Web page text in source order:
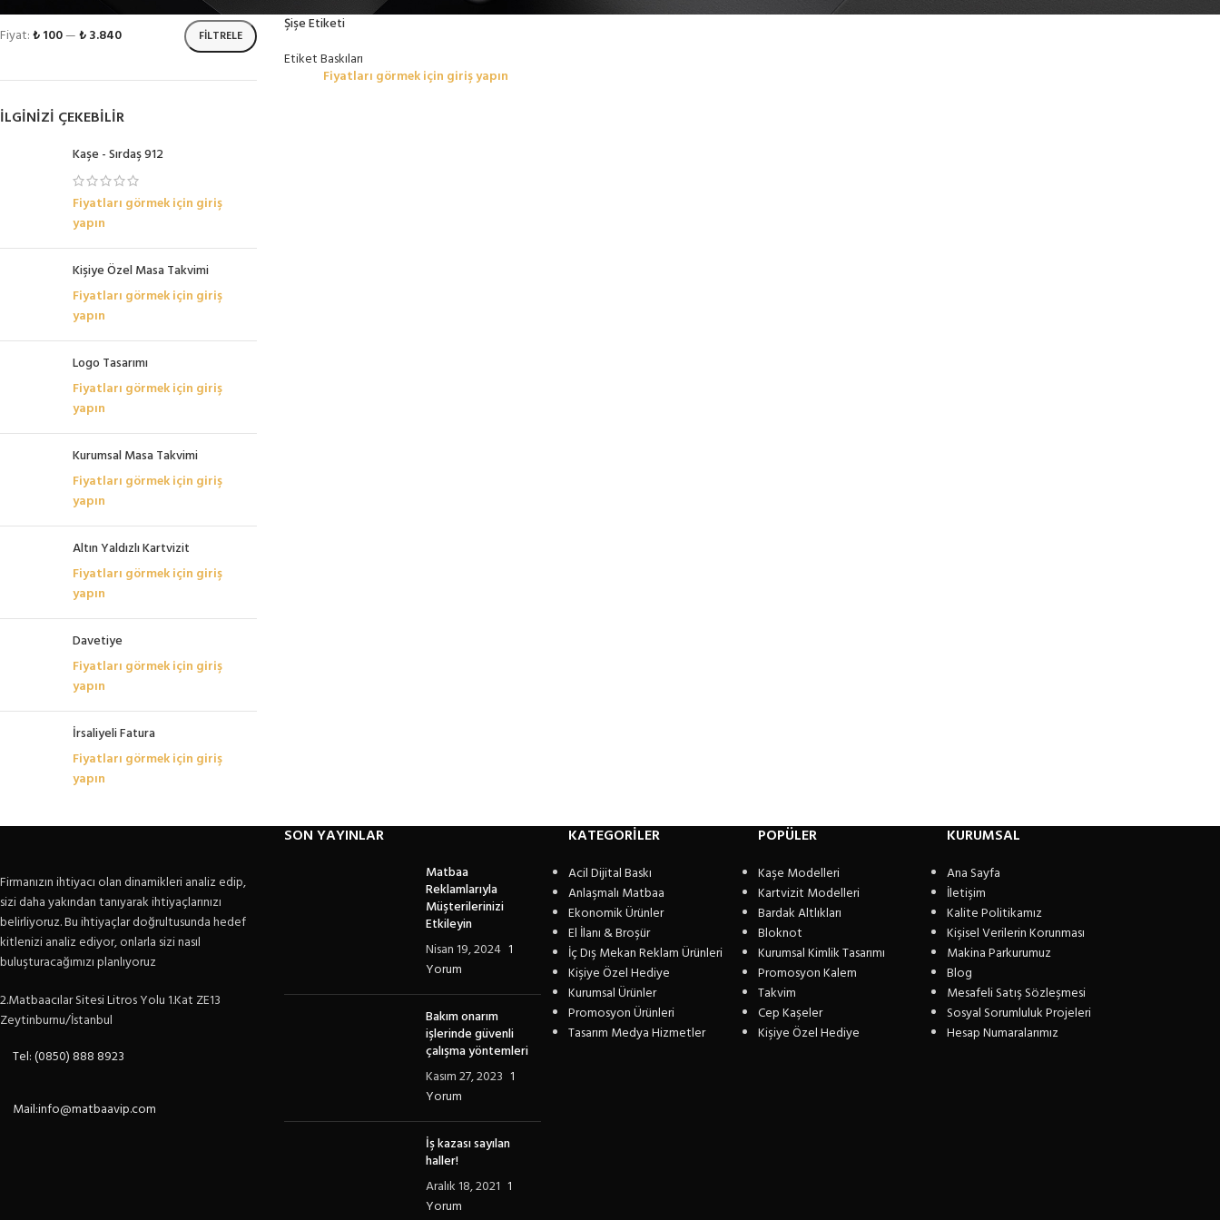
FILTRELE
Fiyat:₺ 100—₺ 3.840
İLGINIZI ÇEKEBILIR
Kaşe - Sırdaş 912
Fiyatları görmek için giriş
yapın
Kişiye Özel Masa Takvimi
Fiyatları görmek için giriş
yapın
Logo Tasarımı
Fiyatları görmek için giriş
yapın
Kurumsal Masa Takvimi
Fiyatları görmek için giriş
yapın
Altın Yaldızlı Kartvizit
Fiyatları görmek için giriş
yapın
Davetiye
Fiyatları görmek için giriş
yapın
İrsaliyeli Fatura
Fiyatları görmek için giriş
yapın
Şişe Etiketi
Etiket Baskıları
Fiyatları görmek için giriş yapın
Firmanızın ihtiyacı olan dinamikleri analiz edip,
sizi daha yakından tanıyarak ihtiyaçlarınızı
belirliyoruz. Bu ihtiyaçlar doğrultusunda hedef
kitlenizi analiz ediyor, onlarla sizi nasıl
buluşturacağımızı planlıyoruz
2.Matbaacılar Sitesi Litros Yolu 1.Kat ZE13
Zeytinburnu/İstanbul
Tel: (0850) 888 8923
Mail:info@matbaavip.com
SON YAYINLAR
Matbaa
Reklamlarıyla
Müşterilerinizi
Etkileyin
Nisan 19, 2024 1
Yorum
Bakım onarım
işlerinde güvenli
çalışma yöntemleri
Kasım 27, 2023 1
Yorum
İş kazası sayılan
haller!
Aralık 18, 2021 1
Yorum
KATEGORİLER
Acil Dijital Baskı
Anlaşmalı Matbaa
Ekonomik Ürünler
El İlanı & Broşür
İç Dış Mekan Reklam Ürünleri
Kişiye Özel Hediye
Kurumsal Ürünler
Promosyon Ürünleri
Tasarım Medya Hizmetler
POPÜLER
Kaşe Modelleri
Kartvizit Modelleri
Bardak Altlıkları
Bloknot
Kurumsal Kimlik Tasarımı
Promosyon Kalem
Takvim
Cep Kaşeler
Kişiye Özel Hediye
KURUMSAL
Ana Sayfa
İletişim
Kalite Politikamız
Kişisel Verilerin Korunması
Makina Parkurumuz
Blog
Mesafeli Satış Sözleşmesi
Sosyal Sorumluluk Projeleri
Hesap Numaralarımız